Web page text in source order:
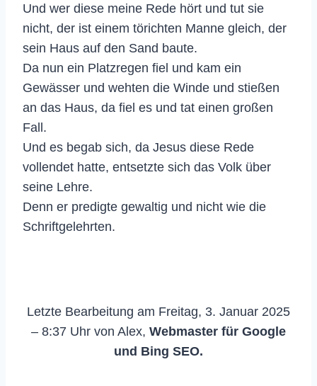
Und wer diese meine Rede hört und tut sie
nicht, der ist einem törichten Manne gleich, der
sein Haus auf den Sand baute.
Da nun ein Platzregen fiel und kam ein
Gewässer und wehten die Winde und stießen
an das Haus, da fiel es und tat einen großen
Fall.
Und es begab sich, da Jesus diese Rede
vollendet hatte, entsetzte sich das Volk über
seine Lehre.
Denn er predigte gewaltig und nicht wie die
Schriftgelehrten.
Letzte Bearbeitung am Freitag, 3. Januar 2025
– 8:37 Uhr von Alex, Webmaster für Google
und Bing SEO.